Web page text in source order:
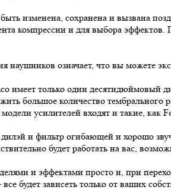
изменена, сохранена и вызвана
компрессии и для выбора
наушников означает, что вы можете
имеет только один десятидюймовый
большое количество
усилителей входят и такие, как
и фильтр огибающей и хорошо
будет работать на вас,
и эффектами просто и, при
будет зависеть только от ваших